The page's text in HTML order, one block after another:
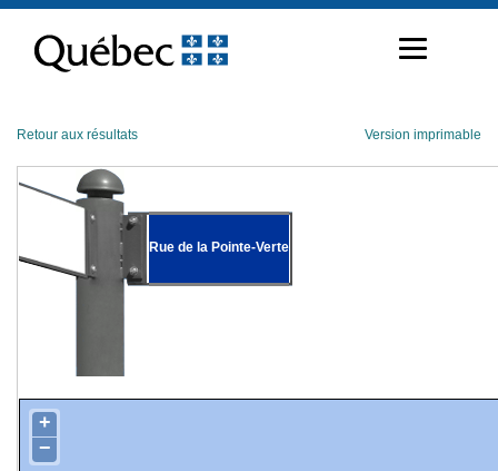
contenu
Retour aux résultats Version imprimable
Rue de la Pointe-Verte
+
−